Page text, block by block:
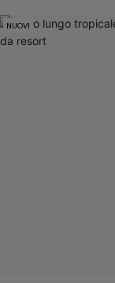
NUOVI